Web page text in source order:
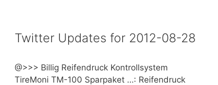
Twitter Updates for 2012-08-28
@>>> Billig Reifendruck Kontrollsystem
TireMoni TM-100 Sparpaket …: Reifendruck